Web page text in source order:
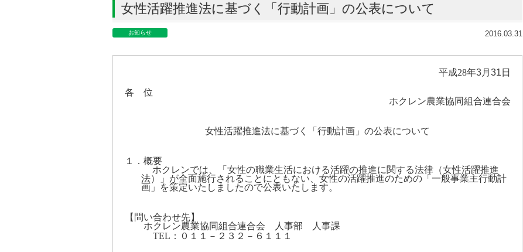
女性活躍推進法に基づく「行動計画」の公表について
お知らせ 2016.03.31
平成28年3月31 日
各 位
ホクレン農業協同組合連合会
女性活躍推進法に基づく「行動計画」の公表について
１．概要
ホクレンでは、「女性の職業生活における活躍の推進に関する法律（女性活躍推進
法）」が全面施行されることにともない、女性の活躍推進のための「一般事業主行動計
画」を策定いたしましたので公表いたします。
【問い合わせ先】
ホクレン農業協同組合連合会 人事部 人事課
TEL ：０１１－２３２－６１１１